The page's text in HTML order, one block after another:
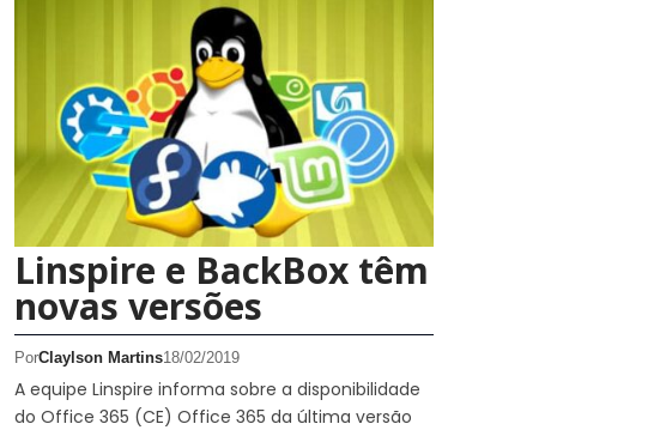
Linspire e BackBox têm
novas versões
PorClaylson Martins18/02/2019
A equipe Linspire informa sobre a disponibilidade
do Office 365 (CE) Office 365 da última versão